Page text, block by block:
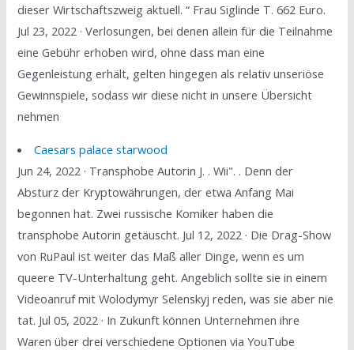
dieser Wirtschaftszweig aktuell. “ Frau Siglinde T. 662 Euro.
Jul 23, 2022 · Verlosungen, bei denen allein für die Teilnahme
eine Gebühr erhoben wird, ohne dass man eine
Gegenleistung erhält, gelten hingegen als relativ unseriöse
Gewinnspiele, sodass wir diese nicht in unsere Übersicht
nehmen
Caesars palace starwood
Jun 24, 2022 · Transphobe Autorin J. . Wii". . Denn der
Absturz der Kryptowährungen, der etwa Anfang Mai
begonnen hat. Zwei russische Komiker haben die
transphobe Autorin getäuscht. Jul 12, 2022 · Die Drag-Show
von RuPaul ist weiter das Maß aller Dinge, wenn es um
queere TV-Unterhaltung geht. Angeblich sollte sie in einem
Videoanruf mit Wolodymyr Selenskyj reden, was sie aber nie
tat. Jul 05, 2022 · In Zukunft können Unternehmen ihre
Waren über drei verschiedene Optionen via YouTube